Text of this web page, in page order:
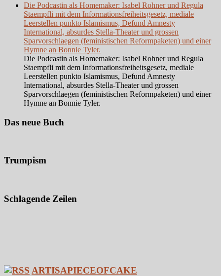
Die Podcastin als Homemaker: Isabel Rohner und Regula
Staempfli mit dem Informationsfreiheitsgesetz, mediale
Leerstellen punkto Islamismus, Defund Amnesty
International, absurdes Stella-Theater und grossen
Sparvorschlaegen (feministischen Reformpaketen) und einer
Hymne an Bonnie Tyler.
Die Podcastin als Homemaker: Isabel Rohner und Regula
Staempfli mit dem Informationsfreiheitsgesetz, mediale
Leerstellen punkto Islamismus, Defund Amnesty
International, absurdes Stella-Theater und grossen
Sparvorschlaegen (feministischen Reformpaketen) und einer
Hymne an Bonnie Tyler.
Das neue Buch
Trumpism
Schlagende Zeilen
ARTISAPIECEOFCAKE